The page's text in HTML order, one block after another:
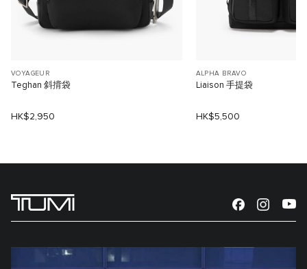
VOYAGEUR
Teghan 斜揹袋
HK$2,950
ALPHA BRAVO
Liaison 手提袋
HK$5,500